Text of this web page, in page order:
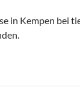
in Kempen bei